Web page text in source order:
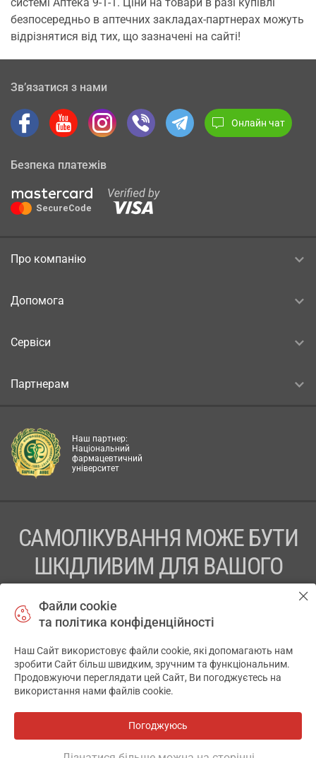
безпосередньо в аптечних закладах-партнерах можуть
відрізнятися від тих, що зазначені на сайті!
Зв’язатися з нами
Онлайн чат
Безпека платежів
Про компанію
Допомога
Сервіси
Партнерам
Наш партнер:
Національний
фармацевтичний
університет
САМОЛІКУВАННЯ МОЖЕ БУТИ
ШКІДЛИВИМ ДЛЯ ВАШОГО
ПЕРЕД ЗАСТОСУВАННЯМ ПРЕПАРАТУ ПРОКОНСУЛЬТУЙТЕСЬ
ТОВ «АПТЕКА 911.ЮА» Код ЄДРПОУ 43631965.
Відмова від відповідальності
© 2014-2026. Медична інформаційна система АПТЕКА911.ЮА
Файли cookie
та політика конфіденційності
Наш Сайт використовує файли cookie, які допомагають нам
зробити Сайт більш швидким, зручним та функціональним.
Продовжуючи переглядати цей Сайт, Ви погоджуєтесь на
використання нами файлів cookie.
Погоджуюсь
✕